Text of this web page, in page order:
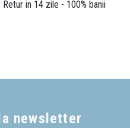
in 14 zile - 100% banii
newsletter